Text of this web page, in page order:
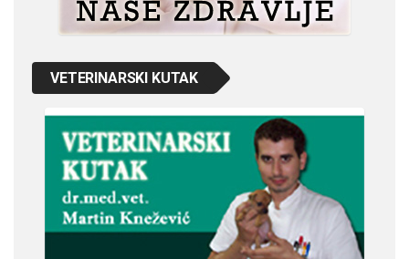
VETERINARSKI KUTAK